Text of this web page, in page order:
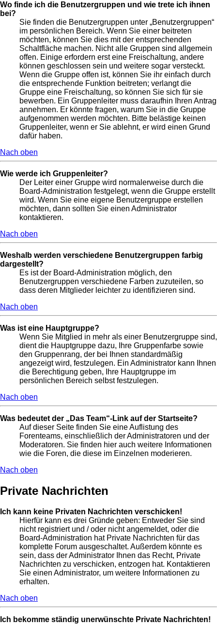
Wo finde ich die Benutzergruppen und wie trete ich ihnen
bei?
Sie finden die Benutzergruppen unter „Benutzergruppen“
im persönlichen Bereich. Wenn Sie einer beitreten
möchten, können Sie dies mit der entsprechenden
Schaltfläche machen. Nicht alle Gruppen sind allgemein
offen. Einige erfordern erst eine Freischaltung, andere
können geschlossen sein und weitere sogar versteckt.
Wenn die Gruppe offen ist, können Sie ihr einfach durch
die entsprechende Funktion beitreten; verlangt die
Gruppe eine Freischaltung, so können Sie sich für sie
bewerben. Ein Gruppenleiter muss daraufhin Ihren Antrag
annehmen. Er könnte fragen, warum Sie in die Gruppe
aufgenommen werden möchten. Bitte belästige keinen
Gruppenleiter, wenn er Sie ablehnt, er wird einen Grund
dafür haben.
Nach oben
Wie werde ich Gruppenleiter?
Der Leiter einer Gruppe wird normalerweise durch die
Board-Administration festgelegt, wenn die Gruppe erstellt
wird. Wenn Sie eine eigene Benutzergruppe erstellen
möchten, dann sollten Sie einen Administrator
kontaktieren.
Nach oben
Weshalb werden verschiedene Benutzergruppen farbig
dargestellt?
Es ist der Board-Administration möglich, den
Benutzergruppen verschiedene Farben zuzuteilen, so
dass deren Mitglieder leichter zu identifizieren sind.
Nach oben
Was ist eine Hauptgruppe?
Wenn Sie Mitglied in mehr als einer Benutzergruppe sind,
dient die Hauptgruppe dazu, Ihre Gruppenfarbe sowie
den Gruppenrang, der bei Ihnen standardmäßig
angezeigt wird, festzulegen. Ein Administrator kann Ihnen
die Berechtigung geben, Ihre Hauptgruppe im
persönlichen Bereich selbst festzulegen.
Nach oben
Was bedeutet der „Das Team“-Link auf der Startseite?
Auf dieser Seite finden Sie eine Auflistung des
Forenteams, einschließlich der Administratoren und der
Moderatoren. Sie finden hier auch weitere Informationen
wie die Foren, die diese im Einzelnen moderieren.
Nach oben
Private Nachrichten
Ich kann keine Privaten Nachrichten verschicken!
Hierfür kann es drei Gründe geben: Entweder Sie sind
nicht registriert und / oder nicht angemeldet, oder die
Board-Administration hat Private Nachrichten für das
komplette Forum ausgeschaltet. Außerdem könnte es
sein, dass der Administrator Ihnen das Recht, Private
Nachrichten zu verschicken, entzogen hat. Kontaktieren
Sie einen Administrator, um weitere Informationen zu
erhalten.
Nach oben
Ich bekomme ständig unerwünschte Private Nachrichten!